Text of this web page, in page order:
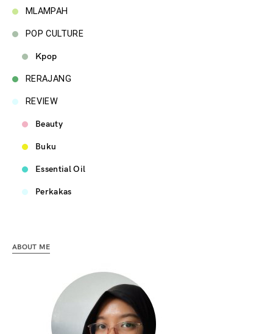
MLAMPAH
POP CULTURE
Kpop
RERAJANG
REVIEW
Beauty
Buku
Essential Oil
Perkakas
ABOUT ME